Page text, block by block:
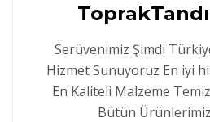
Serüvenimiz Şimdi
Hizmet Sunuyoruz En iyi
En Kaliteli Malzeme Temiz
Bütün